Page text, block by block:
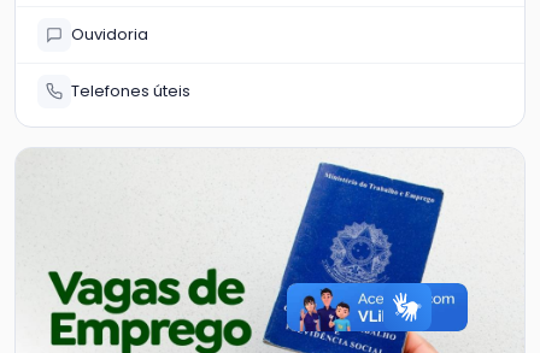
Ouvidoria
Telefones úteis